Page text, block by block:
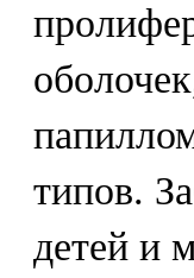
типов.
детей и